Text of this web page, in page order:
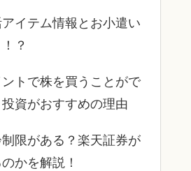
イテム情報とお小遣い
？
トで株を買うことがで
資がおすすめの理由
限がある？楽天証券が
かを解説！